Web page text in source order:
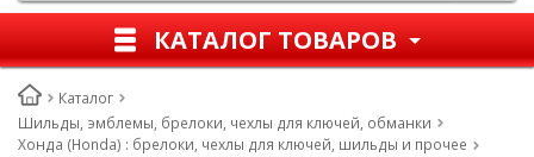
КАТАЛОГ ТОВАРОВ
Каталог
Шильды, эмблемы, брелоки, чехлы для ключей, обманки
Хонда (Honda) : брелоки, чехлы для ключей, шильды и прочее